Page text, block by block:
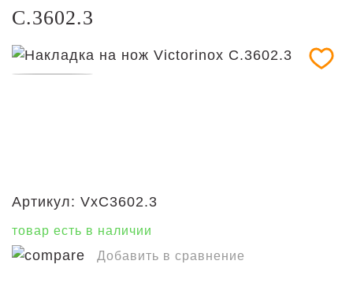
C.3602.3
Артикул: VxC3602.3
товар есть в наличии
Добавить в сравнение